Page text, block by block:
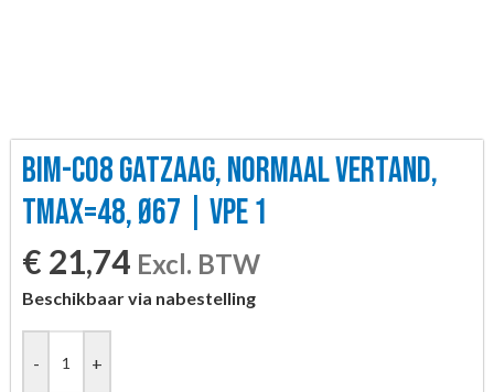
BIM-CO8 GATZAAG, NORMAAL VERTAND,
TMAX=48, Ø67 | VPE 1
€ 21,74 Excl. BTW
Beschikbaar via nabestelling
- +